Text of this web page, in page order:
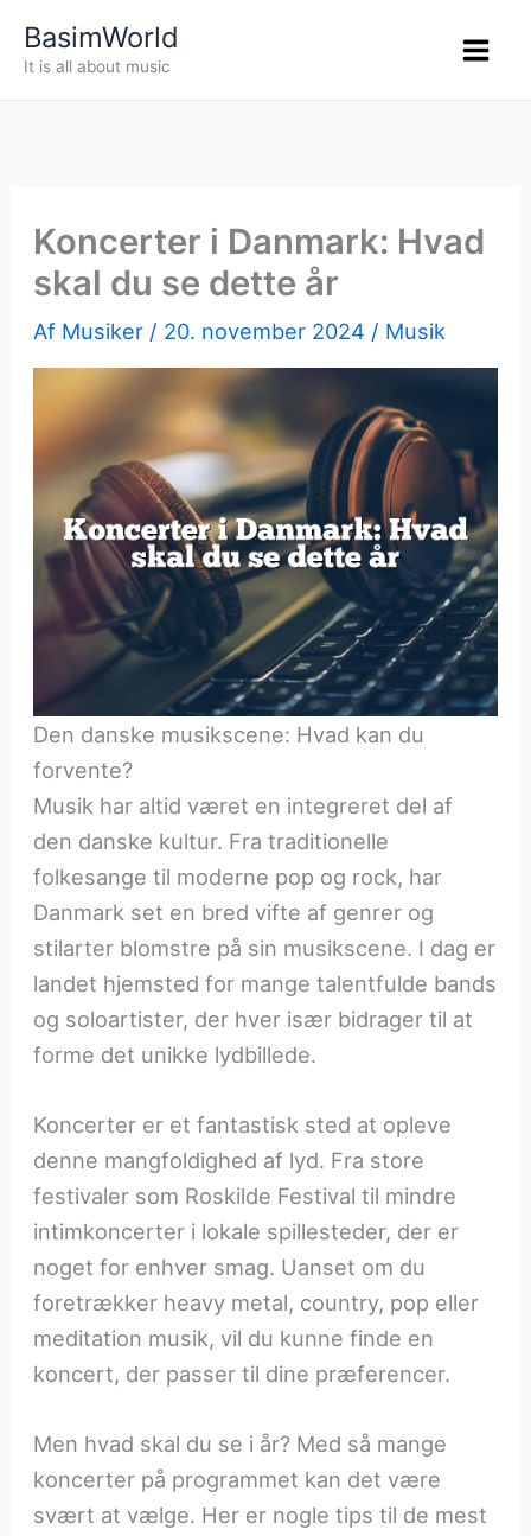
BasimWorld
It is all about music
Koncerter i Danmark: Hvad
skal du se dette år
Af Musiker / 20. november 2024 / Musik
Den danske musikscene: Hvad kan du
forvente?
Musik har altid været en integreret del af
den danske kultur. Fra traditionelle
folkesange til moderne pop og rock, har
Danmark set en bred vifte af genrer og
stilarter blomstre på sin musikscene. I dag er
landet hjemsted for mange talentfulde bands
og soloartister, der hver især bidrager til at
forme det unikke lydbillede.
Koncerter er et fantastisk sted at opleve
denne mangfoldighed af lyd. Fra store
festivaler som Roskilde Festival til mindre
intimkoncerter i lokale spillesteder, der er
noget for enhver smag. Uanset om du
foretrækker heavy metal, country, pop eller
meditation musik, vil du kunne finde en
koncert, der passer til dine præferencer.
Men hvad skal du se i år? Med så mange
koncerter på programmet kan det være
svært at vælge. Her er nogle tips til de mest